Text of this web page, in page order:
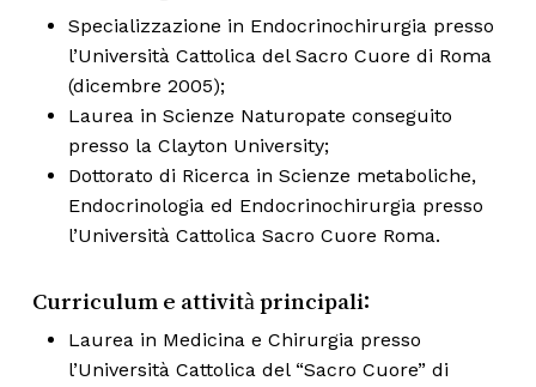
Specializzazione in Endocrinochirurgia presso
l’Università Cattolica del Sacro Cuore di Roma
(dicembre 2005);
Laurea in Scienze Naturopate conseguito
presso la Clayton University;
Dottorato di Ricerca in Scienze metaboliche,
Endocrinologia ed Endocrinochirurgia presso
l’Università Cattolica Sacro Cuore Roma.
Curriculum e attività principali:
Laurea in Medicina e Chirurgia presso
l’Università Cattolica del “Sacro Cuore” di